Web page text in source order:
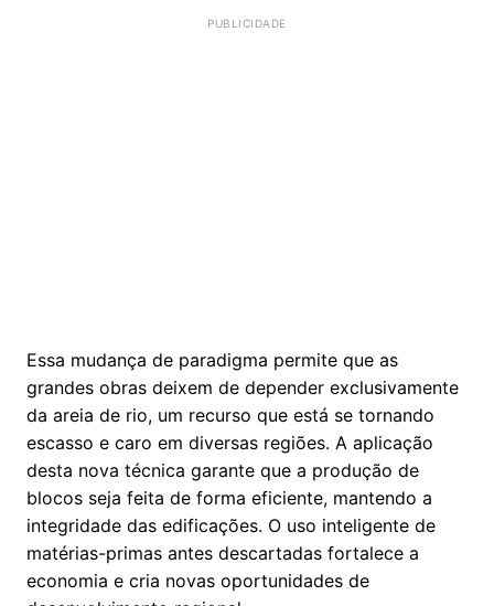
Essa mudança de paradigma permite que as
grandes obras deixem de depender exclusivamente
da areia de rio, um recurso que está se tornando
escasso e caro em diversas regiões. A aplicação
desta nova técnica garante que a produção de
blocos seja feita de forma eficiente, mantendo a
integridade das edificações. O uso inteligente de
matérias-primas antes descartadas fortalece a
economia e cria novas oportunidades de